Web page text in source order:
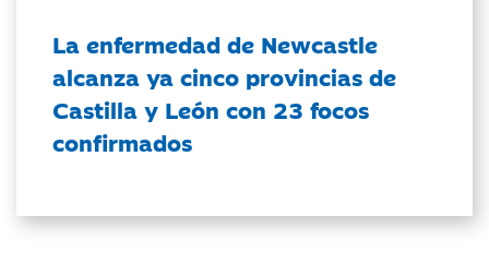
La enfermedad de Newcastle
alcanza ya cinco provincias de
Castilla y León con 23 focos
confirmados